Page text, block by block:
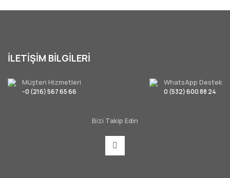
İLETİŞİM BİLGİLERİ
Müşteri Hizmetleri
-0 (216) 567 65 66
WhatsApp Destek
0 (532) 600 88 24
Bizi Takip Edin